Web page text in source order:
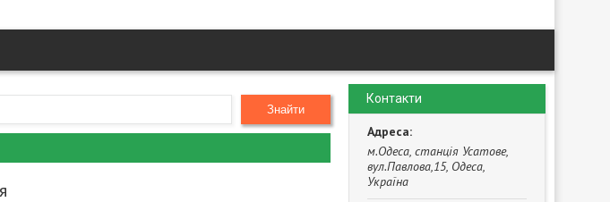
Знайти
Контакти
м.Одеса, станція Усатове,
вул.Павлова,15, Одеса,
Україна